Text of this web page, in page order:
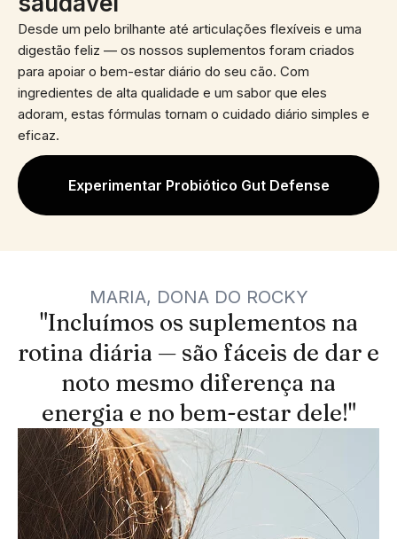
Desde um pelo brilhante até articulações flexíveis e uma
digestão feliz — os nossos suplementos foram criados
para apoiar o bem-estar diário do seu cão. Com
ingredientes de alta qualidade e um sabor que eles
adoram, estas fórmulas tornam o cuidado diário simples e
eficaz.
Experimentar Probiótico Gut Defense
MARIA, DONA DO ROCKY
"Incluímos os suplementos na
rotina diária — são fáceis de dar e
noto mesmo diferença na
energia e no bem-estar dele!"